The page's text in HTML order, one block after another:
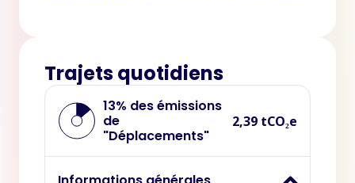
Trajets quotidiens
13% des émissions
de
"Déplacements"
2,39 tCO₂e